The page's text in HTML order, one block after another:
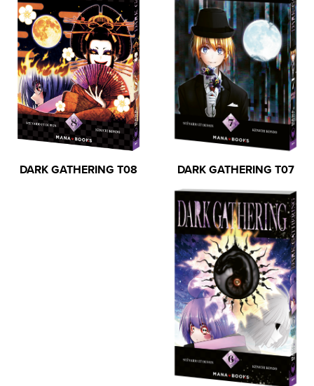
DARK GATHERING T08 DARK GATHERING T07